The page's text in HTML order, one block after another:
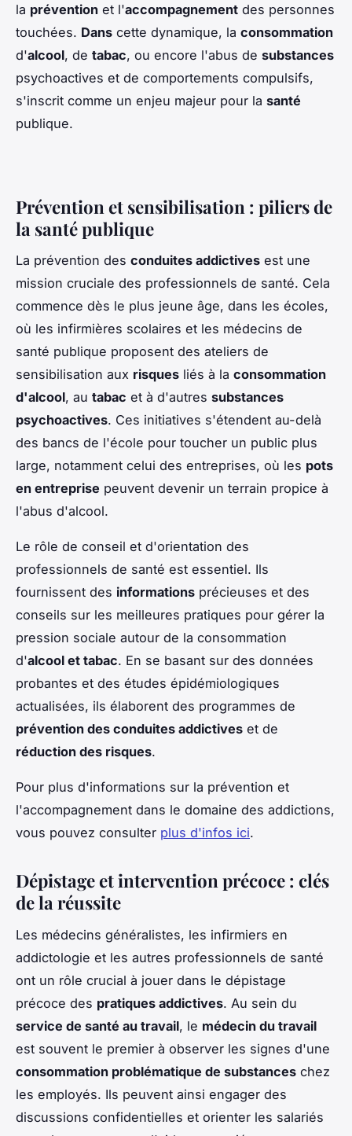
la prévention et l'accompagnement des personnes
touchées. Dans cette dynamique, la consommation
d'alcool, de tabac, ou encore l'abus de substances
psychoactives et de comportements compulsifs,
s'inscrit comme un enjeu majeur pour la santé
publique.
Prévention et sensibilisation : piliers de
la santé publique
La prévention des conduites addictives est une
mission cruciale des professionnels de santé. Cela
commence dès le plus jeune âge, dans les écoles,
où les infirmières scolaires et les médecins de
santé publique proposent des ateliers de
sensibilisation aux risques liés à la consommation
d'alcool, au tabac et à d'autres substances
psychoactives. Ces initiatives s'étendent au-delà
des bancs de l'école pour toucher un public plus
large, notamment celui des entreprises, où les pots
en entreprise peuvent devenir un terrain propice à
l'abus d'alcool.
Le rôle de conseil et d'orientation des
professionnels de santé est essentiel. Ils
fournissent des informations précieuses et des
conseils sur les meilleures pratiques pour gérer la
pression sociale autour de la consommation
d'alcool et tabac. En se basant sur des données
probantes et des études épidémiologiques
actualisées, ils élaborent des programmes de
prévention des conduites addictives et de
réduction des risques.
Pour plus d'informations sur la prévention et
l'accompagnement dans le domaine des addictions,
vous pouvez consulter plus d'infos ici.
Dépistage et intervention précoce : clés
de la réussite
Les médecins généralistes, les infirmiers en
addictologie et les autres professionnels de santé
ont un rôle crucial à jouer dans le dépistage
précoce des pratiques addictives. Au sein du
service de santé au travail, le médecin du travail
est souvent le premier à observer les signes d'une
consommation problématique de substances chez
les employés. Ils peuvent ainsi engager des
discussions confidentielles et orienter les salariés